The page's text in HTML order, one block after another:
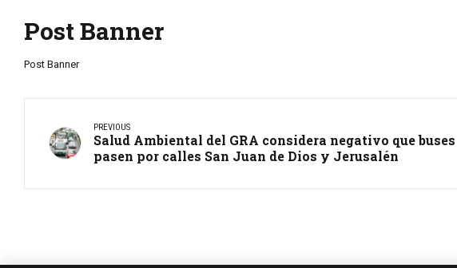
Post Banner
Post Banner
PREVIOUS
Salud Ambiental del GRA considera negativo que
pasen por calles San Juan de Dios y Jerusalén